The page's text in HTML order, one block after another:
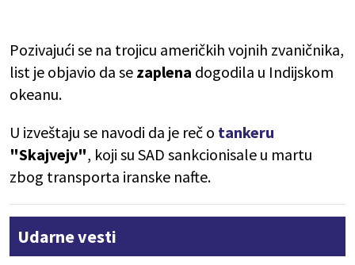
Pozivajući se na trojicu američkih vojnih zvaničnika,
list je objavio da se zaplena dogodila u Indijskom
okeanu.
U izveštaju se navodi da je reč o tankeru
"Skajvejv", koji su SAD sankcionisale u martu
zbog transporta iranske nafte.
Udarne vesti